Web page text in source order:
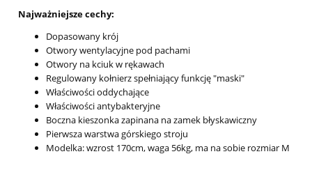
Najważniejsze cechy:
Dopasowany krój
Otwory wentylacyjne pod pachami
Otwory na kciuk w rękawach
Regulowany kołnierz spełniający funkcję "maski"
Właściwości oddychające
Właściwości antybakteryjne
Boczna kieszonka zapinana na zamek błyskawiczny
Pierwsza warstwa górskiego stroju
Modelka: wzrost 170cm, waga 56kg, ma na sobie rozmiar M